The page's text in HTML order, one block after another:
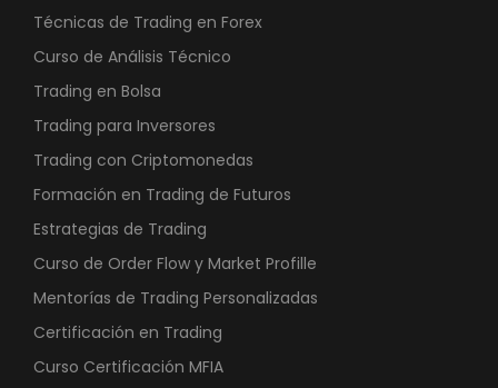
Técnicas de Trading en Forex
Curso de Análisis Técnico
Trading en Bolsa
Trading para Inversores
Trading con Criptomonedas
Formación en Trading de Futuros
Estrategias de Trading
Curso de Order Flow y Market Profille
Mentorías de Trading Personalizadas
Certificación en Trading
Curso Certificación MFIA